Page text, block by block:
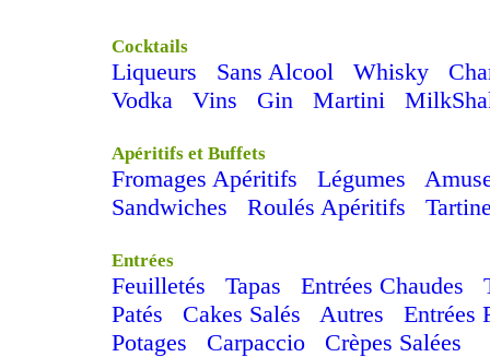
Cocktails
Liqueurs Sans Alcool Whisky
Vodka
Vins Gin Martini
Apéritifs et Buffets
Fromages Apéritifs Légumes
Sandwiches
Roulés Apéritifs
Entrées
Feuilletés Tapas Entrées Chaudes
Patés
Cakes Salés Autres
Entrées
Potages
Carpaccio Crèpes Salées